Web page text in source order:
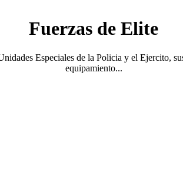
Fuerzas de Elite
Especiales de la Policia y el Ejercito,
equipamiento...